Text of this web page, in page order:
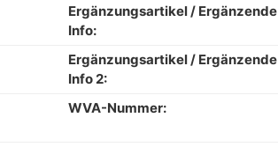
Ergänzungsartikel / Ergänzende
Info:
Ergänzungsartikel / Ergänzende
Info 2:
WVA-Nummer: